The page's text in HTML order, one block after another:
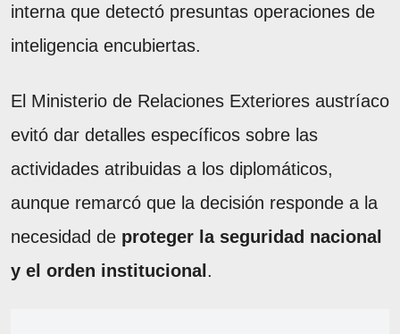
interna que detectó presuntas operaciones de
inteligencia encubiertas.
El Ministerio de Relaciones Exteriores austríaco
evitó dar detalles específicos sobre las
actividades atribuidas a los diplomáticos,
aunque remarcó que la decisión responde a la
necesidad de proteger la seguridad nacional
y el orden institucional .